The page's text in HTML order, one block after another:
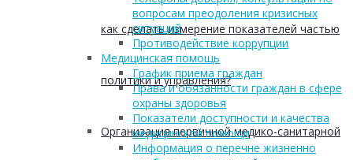
как сделать измерение показателей частью
политики и управления?
Организация первичной медико-санитарной
вопросам преодоления кризисных
ситуаций
Противодействие коррупции
Медицинская помощь
График приема граждан
Права и обязанности граждан в сфере
охраны здоровья
Показатели доступности и качества
медицинской помощи
Информация о перечне жизненно